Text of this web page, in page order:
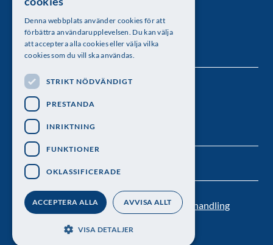
Besöksadress: Lilla Frescativägen 4A
Telefon: 08-673 95 00
Kontakt Nyhetsbrev
Personuppgiftsbehandling
Följ oss
Denna webbplats använder cookies för att
förbättra användarupplevelsen. Du kan välja
att acceptera alla cookies eller välja vilka
cookies som du vill ska användas.
STRIKT NÖDVÄNDIGT
PRESTANDA
INRIKTNING
FUNKTIONER
OKLASSIFICERADE
ACCEPTERA ALLA AVVISA ALLT
VISA DETALJER